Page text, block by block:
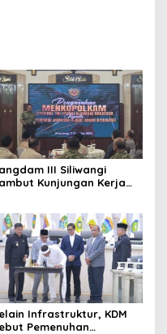
III Siliwangi
Kunjungan Kerja
Infrastruktur, KDM
Pemenuhan